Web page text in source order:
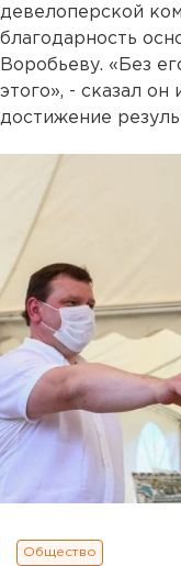
девелоперской
благодарность
Воробьеву. «Без
этого», - сказал
достижение
Общество